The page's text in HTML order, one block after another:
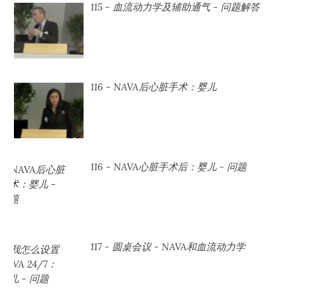
115 - 血流动力学及辅助通气 - 问题解答
116 - NAVA后心脏手术：婴儿
116 - NAVA心脏手术后：婴儿 - 问题
117 - 圆桌会议 - NAVA和血流动力学